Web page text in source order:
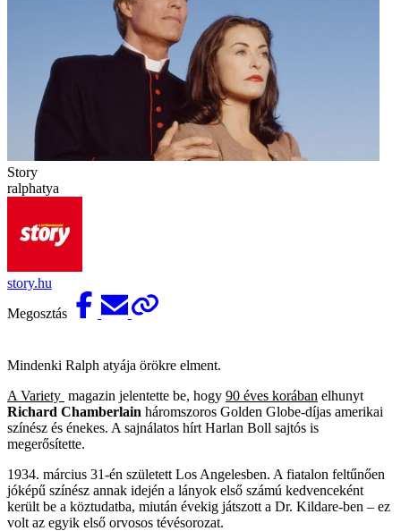
Story
ralphatya
story.hu
Megosztás
Mindenki Ralph atyája örökre elment.
A Variety magazin jelentette be, hogy 90 éves korában elhunyt
Richard Chamberlain háromszoros Golden Globe-díjas amerikai
színész és énekes. A sajnálatos hírt Harlan Boll sajtós is
megerősítette.
1934. március 31-én született Los Angelesben. A fiatalon feltűnően
jóképű színész annak idején a lányok első számú kedvenceként
került be a köztudatba, miután évekig játszott a Dr. Kildare-ben – ez
volt az egyik első orvosos tévésorozat.